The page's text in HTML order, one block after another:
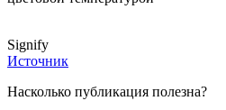
Signify
Источник
Насколько публикация полезна?